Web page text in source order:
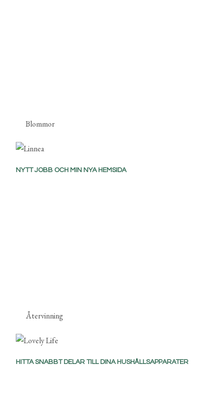
Blommor
NYTT JOBB OCH MIN NYA HEMSIDA
Återvinning
HITTA SNABBT DELAR TILL DINA HUSHÅLLSAPPARATER